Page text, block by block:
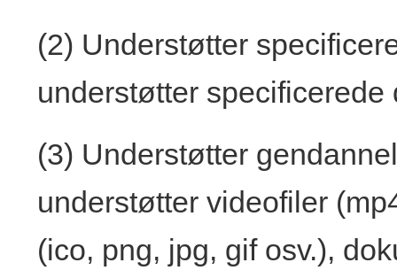
(2) Understøtter
understøtter
(3) Understøtter
understøtter videofiler
(ico, png, jpg, gif osv.),